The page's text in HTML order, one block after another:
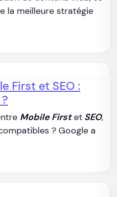
la meilleure stratégie
First et SEO :
Mobile Firstet SEO,
? Google a